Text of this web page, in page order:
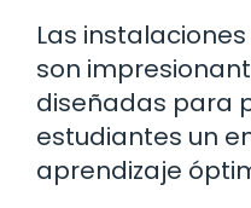
Las
son
diseñadas para
estudiantes un
aprendizaje